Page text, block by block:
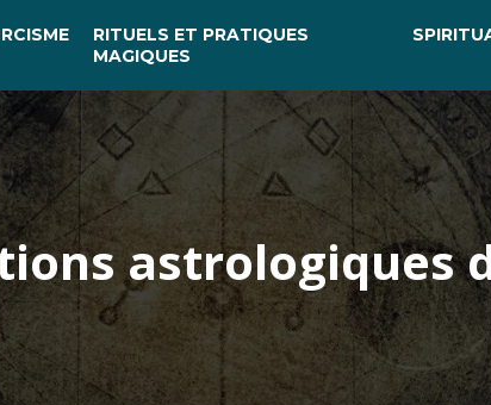
RITUELS ET PRATIQUES
MAGIQUES
astrologiques